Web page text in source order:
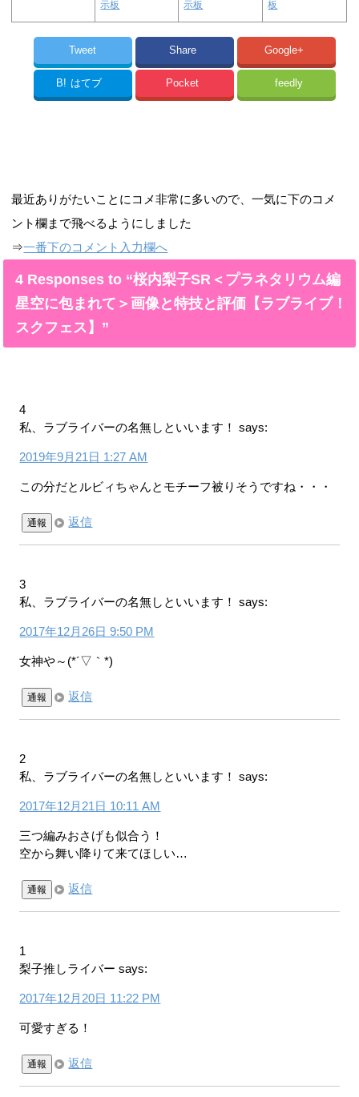
示板 示板 板
Tweet Share Google+
B! はてブ Pocket feedly
最近ありがたいことにコメ非常に多いので、一気に下のコメ
ント欄まで飛べるようにしました
⇒一番下のコメント入力欄へ
4 Responses to “桜内梨子SR＜プラネタリウム編
星空に包まれて＞画像と特技と評価【ラブライブ！
スクフェス】”
4
私、ラブライバーの名無しといいます！
says:
2019年9月21日 1:27 AM
この分だとルビィちゃんとモチーフ被りそうですね・・・
通報 返信
3
私、ラブライバーの名無しといいます！
says:
2017年12月26日 9:50 PM
女神や～(*´▽｀*)
通報 返信
2
私、ラブライバーの名無しといいます！
says:
2017年12月21日 10:11 AM
三つ編みおさげも似合う！
空から舞い降りて来てほしい…
通報 返信
1
梨子推しライバー says:
2017年12月20日 11:22 PM
可愛すぎる！
通報 返信